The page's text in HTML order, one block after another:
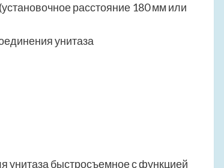
расстояние 180 мм или
унитаза
быстросъемное с функцией